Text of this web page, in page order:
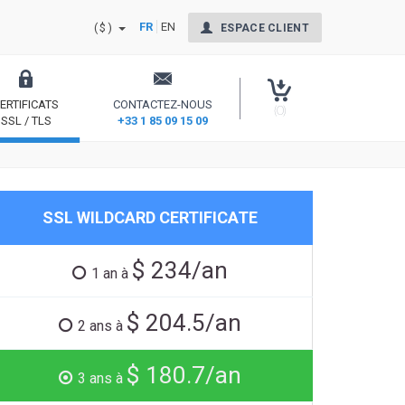
($) FR EN ESPACE CLIENT
SSL / TLS
CONTACTEZ-NOUS
+33 1 85 09 15 09
(0)
SSL WILDCARD CERTIFICATE
1 an à $ 234/an
2 ans à $ 204.5/an
3 ans à $ 180.7/an